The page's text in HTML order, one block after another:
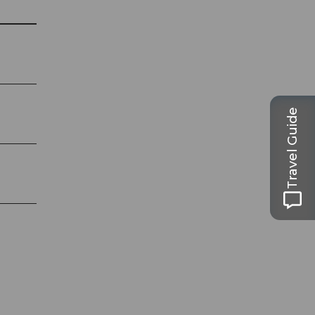
Travel Guide